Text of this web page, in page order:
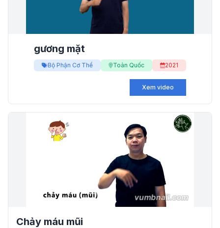
gương mặt
Bộ Phận Cơ Thể Toàn Quốc 2021
Xem video
Chảy máu mũi